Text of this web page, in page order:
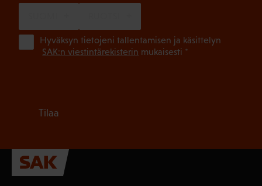
Hyväksyn tietojeni tallentamisen ja käsittelyn
SAK:n viestintärekisterin mukaisesti *
Tilaa